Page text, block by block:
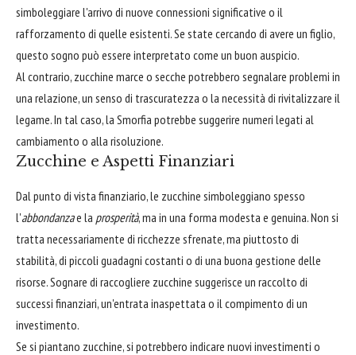
simboleggiare l'arrivo di nuove connessioni significative o il
rafforzamento di quelle esistenti. Se state cercando di avere un figlio,
questo sogno può essere interpretato come un buon auspicio.
Al contrario, zucchine marce o secche potrebbero segnalare problemi in
una relazione, un senso di trascuratezza o la necessità di rivitalizzare il
legame. In tal caso, la Smorfia potrebbe suggerire numeri legati al
cambiamento o alla risoluzione.
Zucchine e Aspetti Finanziari
Dal punto di vista finanziario, le zucchine simboleggiano spesso
l'abbondanzae la prosperità, ma in una forma modesta e genuina. Non si
tratta necessariamente di ricchezze sfrenate, ma piuttosto di
stabilità, di piccoli guadagni costanti o di una buona gestione delle
risorse. Sognare di raccogliere zucchine suggerisce un raccolto di
successi finanziari, un'entrata inaspettata o il compimento di un
investimento.
Se si piantano zucchine, si potrebbero indicare nuovi investimenti o